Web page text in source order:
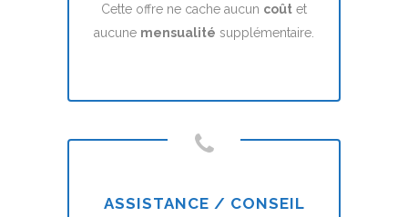
Cette offre ne cache aucun coût et
aucune mensualité supplémentaire.
ASSISTANCE / CONSEIL